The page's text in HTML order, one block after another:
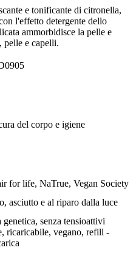
e tonificante di citronella,
l'effetto detergente dello
ammorbidisce la pelle e
pelle e capelli.
del corpo e igiene
for life, NaTrue, Vegan Society
asciutto e al riparo dalla luce
genetica, senza tensioattivi
ricaricabile, vegano, refill -